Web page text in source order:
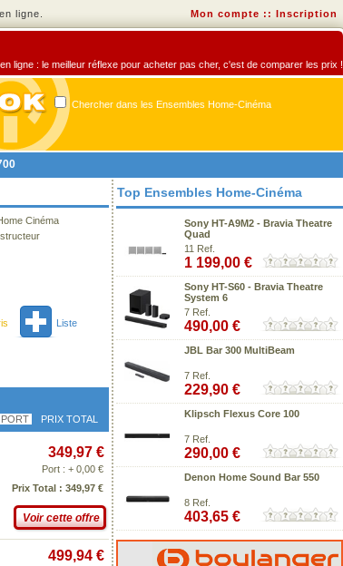
ligne. Mon compte :: Inscription
ligne : le meilleur réflexe pour acheter pas cher, c'est de comparer les prix !
Chercher dans les Ensembles Home-Cinéma
Cinéma
Liste
PORT PRIX TOTAL
349,97 €
Port : + 0,00 €
Prix Total : 349,97 €
Voir cette offre
499,94 €
Top Ensembles Home-Cinéma
Sony HT-A9M2 - Bravia Theatre
Quad
11 Ref.
1 199,00 €
Sony HT-S60 - Bravia Theatre
System 6
7 Ref.
490,00 €
JBL Bar 300 MultiBeam
7 Ref.
229,90 €
Klipsch Flexus Core 100
7 Ref.
290,00 €
Denon Home Sound Bar 550
8 Ref.
403,65 €